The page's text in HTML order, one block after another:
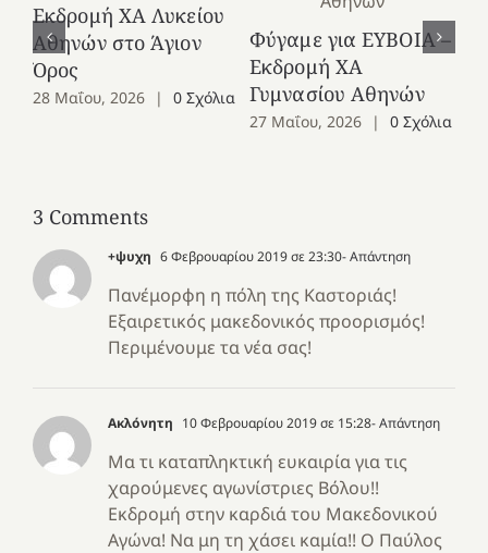
Εκδρομή ΧΑ Λυκείου
Αθηνών στο Άγιον
Όρος
28 Μαΐου, 2026 | 0 Σχόλια
Φύγαμε για ΕΥΒΟΙΑ –
Εκδρομή ΧΑ
Γυμνασίου Αθηνών
27 Μαΐου, 2026 | 0 Σχόλια
3 Comments
+ψυχη 6 Φεβρουαρίου 2019 σε 23:30- Απάντηση
Πανέμορφη η πόλη της Καστοριάς!
Εξαιρετικός μακεδονικός προορισμός!
Περιμένουμε τα νέα σας!
Ακλόνητη 10 Φεβρουαρίου 2019 σε 15:28- Απάντηση
Μα τι καταπληκτική ευκαιρία για τις
χαρούμενες αγωνίστριες Βόλου!!
Εκδρομή στην καρδιά του Μακεδονικού
Αγώνα! Να μη τη χάσει καμία!! Ο Παύλος